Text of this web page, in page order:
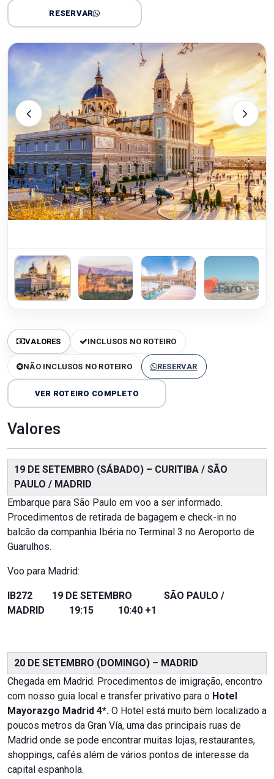
RESERVAR
VALORES INCLUSOS NO ROTEIRO
NÃO INCLUSOS NO ROTEIRO RESERVAR
VER ROTEIRO COMPLETO
Valores
19 DE SETEMBRO (SÁBADO) – CURITIBA / SÃO
PAULO / MADRID
Embarque para São Paulo em voo a ser informado.
Procedimentos de retirada de bagagem e check-in no
balcão da companhia Ibéria no Terminal 3 no Aeroporto de
Guarulhos.
Voo para Madrid:
IB272 19 DE SETEMBRO SÃO PAULO /
MADRID 19:15 10:40 +1
20 DE SETEMBRO (DOMINGO) – MADRID
Chegada em Madrid. Procedimentos de imigração, encontro
com nosso guia local e transfer privativo para o Hotel
Mayorazgo Madrid 4*. O Hotel está muito bem localizado a
poucos metros da Gran Vía, uma das principais ruas de
Madrid onde se pode encontrar muitas lojas, restaurantes,
shoppings, cafés além de vários pontos de interesse da
capital espanhola.